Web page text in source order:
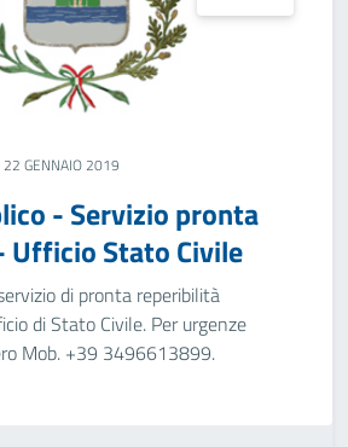
22 GENNAIO 2019
- Servizio pronta
Stato Civile
di pronta reperibilità
di Stato Civile. Per urgenze
Mob. +39 3496613899.